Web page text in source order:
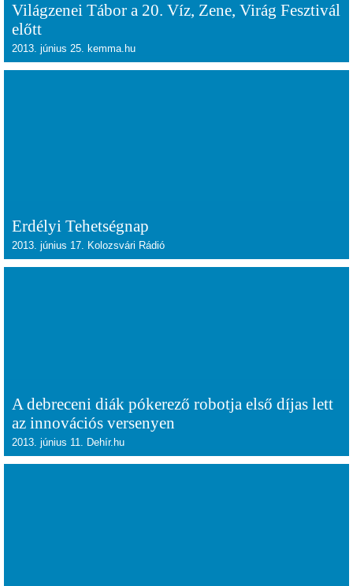
Világzenei Tábor a 20. Víz, Zene, Virág Fesztivál
előtt
2013. június 25. kemma.hu
Erdélyi Tehetségnap
2013. június 17. Kolozsvári Rádió
A debreceni diák pókerező robotja első díjas lett
az innovációs versenyen
2013. június 11. Dehír.hu